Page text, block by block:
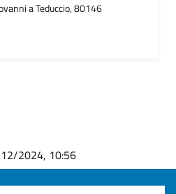
a Teduccio, 80146
2024, 10:56